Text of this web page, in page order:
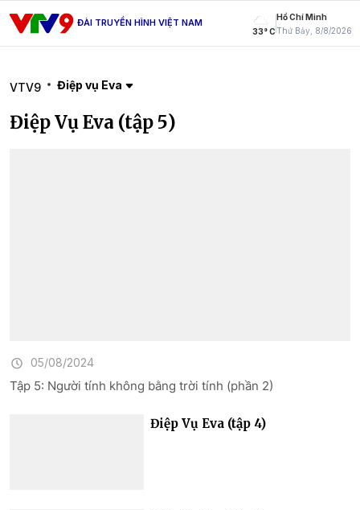
ĐÀI TRUYỀN HÌNH VIỆT NAM
33° C
Hồ Chí Minh
Thứ Bảy, 8/8/2026
VTV9 Điệp vụ Eva
Điệp Vụ Eva (tập 5)
05/08/2024
Tập 5: Người tính không bằng trời tính (phần 2)
Điệp Vụ Eva (tập 4)